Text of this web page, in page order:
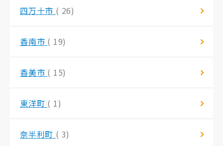
四万十市 ( 26)
香南市 ( 19)
香美市 ( 15)
東洋町 ( 1)
奈半利町 ( 3)